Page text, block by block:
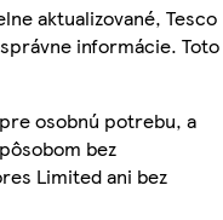
aktualizované, Tesco
informácie. Toto
osobnú potrebu, a
bez
Limited ani bez